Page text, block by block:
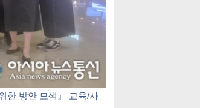
한 방안 모색』 교육/사